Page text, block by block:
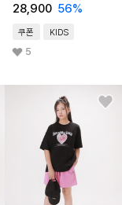
28,900 56%
쿠폰 KIDS
5